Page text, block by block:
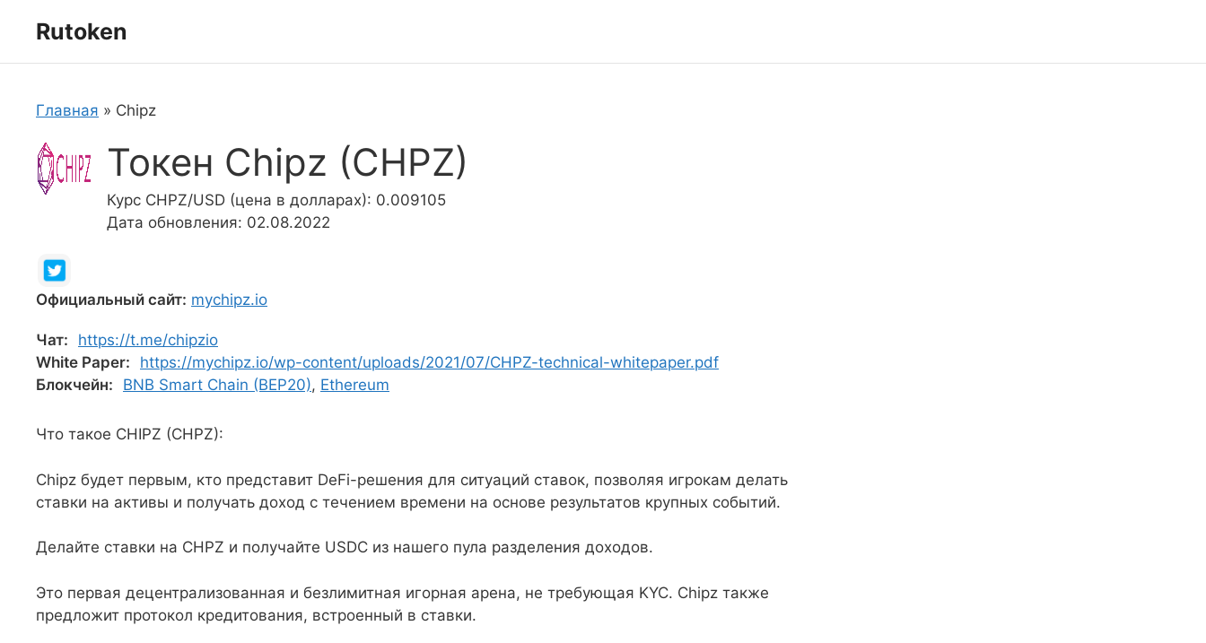
Rutoken
Главная » Chipz
Токен Chipz (CHPZ)
Курс CHPZ/USD (цена в долларах): 0.009105
Дата обновления: 02.08.2022
Официальный сайт: mychipz.io
Чат:
https://t.me/chipzio
White Paper:
https://mychipz.io/wp-content/uploads/2021/07/CHPZ-technical-whitepaper.pdf
Блокчейн:
BNB Smart Chain (BEP20), Ethereum
Что такое CHIPZ (CHPZ):
Chipz будет первым, кто представит DeFi-решения для ситуаций ставок, позволяя игрокам делать
ставки на активы и получать доход с течением времени на основе результатов крупных событий.
Делайте ставки на CHPZ и получайте USDC из нашего пула разделения доходов.
Это первая децентрализованная и безлимитная игорная арена, не требующая KYC. Chipz также
предложит протокол кредитования, встроенный в ставки.